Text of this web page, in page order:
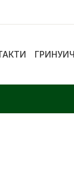
ГРИНУИЧ